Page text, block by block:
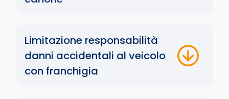
Limitazione responsabilità
danni accidentali al veicolo
con franchigia